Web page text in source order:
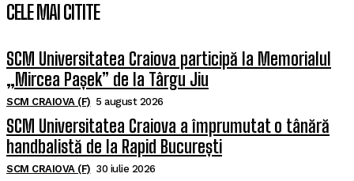
CELE MAI CITITE
SCM Universitatea Craiova participă la Memorialul
„Mircea Pașek” de la Târgu Jiu
SCM CRAIOVA (F) 5 august 2026
SCM Universitatea Craiova a împrumutat o tânără
handbalistă de la Rapid București
SCM CRAIOVA (F) 30 iulie 2026